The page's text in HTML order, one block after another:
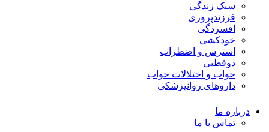
سبک زندگی
فرزندپروری
افسردگی
خودکشی
استرس و اضطراب
دوقطبی
خواب و اختلالات خواب
داروهای روانپزشکی
درباره ما
تماس با ما